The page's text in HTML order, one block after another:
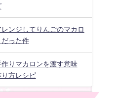
ンジしてりんごのマカロ
だった件
りマカロンを渡す意味
方レシピ